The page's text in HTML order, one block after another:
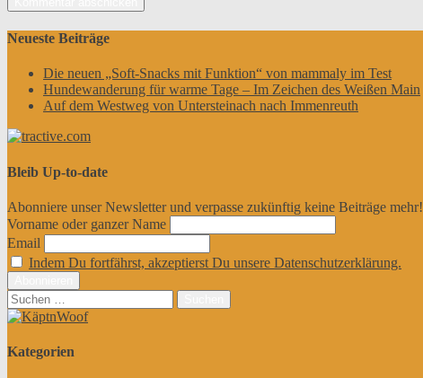
Neueste Beiträge
Die neuen „Soft-Snacks mit Funktion“ von mammaly im Test
Hundewanderung für warme Tage – Im Zeichen des Weißen Main
Auf dem Westweg von Untersteinach nach Immenreuth
Bleib Up-to-date
Abonniere unser Newsletter und verpasse zukünftig keine Beiträge mehr!
Vorname oder ganzer Name
Email
Indem Du fortfährst, akzeptierst Du unsere Datenschutzerklärung.
Suchen
nach:
Kategorien